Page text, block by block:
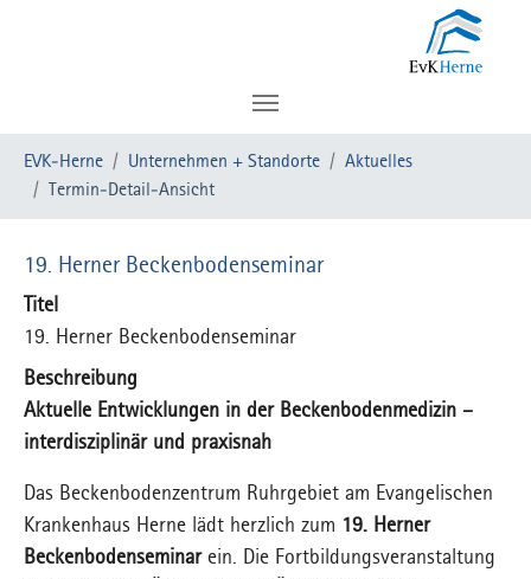
Sie sind hier:
EVK-Herne Unternehmen + Standorte
Aktuelles
Termin-Detail-Ansicht
19. Herner Beckenbodenseminar
Titel
19. Herner Beckenbodenseminar
Beschreibung
Aktuelle Entwicklungen in der Beckenbodenmedizin –
interdisziplinär und praxisnah
Das Beckenbodenzentrum Ruhrgebiet am Evangelischen
Krankenhaus Herne lädt herzlich zum 19. Herner
Beckenbodenseminarein. Die Fortbildungsveranstaltung